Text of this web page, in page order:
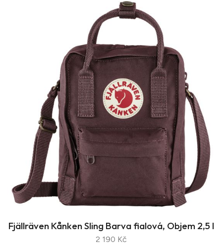
Fjällräven Kånken Sling Barva fialová, Objem 2,5 l
2 190 Kč